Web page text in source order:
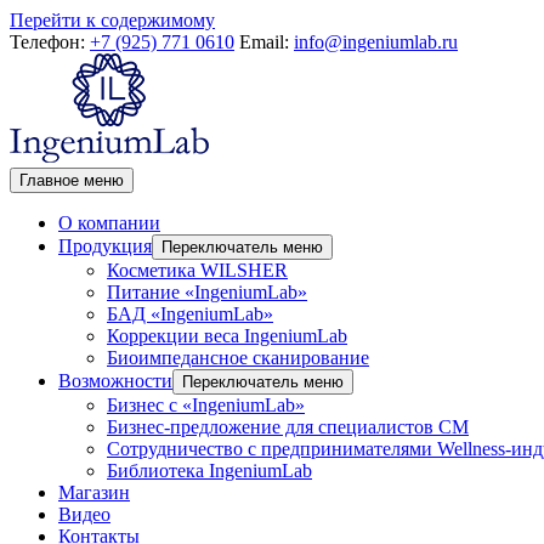
Перейти к содержимому
Телефон: +7 (925) 771 0610 Email: info@ingeniumlab.ru
Главное меню
О компании
Продукция
Переключатель меню
Косметика WILSHER
Питание «IngeniumLab»
БАД «IngeniumLab»
Коррекции веса IngeniumLab
Биоимпедансное сканирование
Возможности
Переключатель меню
Бизнес с «IngeniumLab»
Бизнес-предложение для специалистов СМ
Сотрудничество с предпринимателями Wellness-
Библиотека IngeniumLab
Магазин
Видео
Контакты